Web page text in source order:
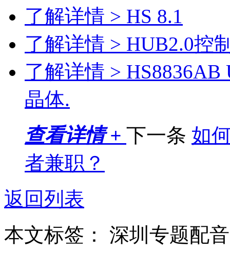
了解详情 > HS 8.1
了解详情 > HUB2.0控
了解详情 > HS8836AB
晶体.
查看详情 + 下一条 如
者兼职？
返回列表
本文标签： 深圳专题配音